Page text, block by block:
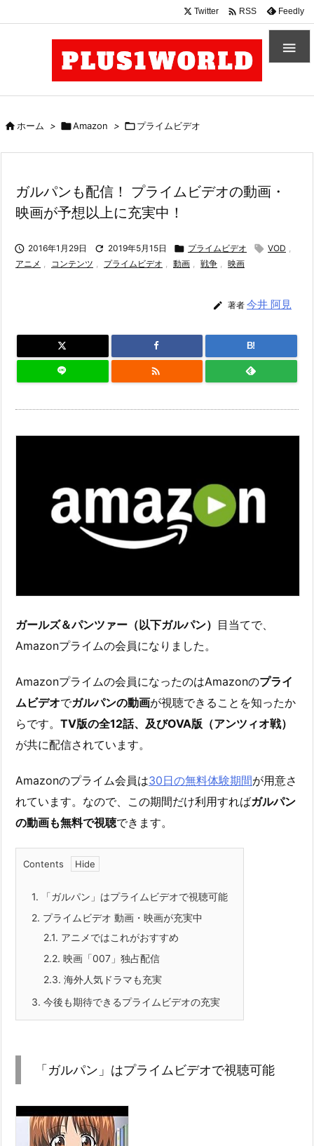

Twitter  RSS Feedly
ホーム > Amazon > プライムビデオ
ガルパンも配信！ プライムビデオの動画・
映画が予想以上に充実中！
 2016年1月29日  2019年5月15日  プライムビデオ  VOD ,
アニメ , コンテンツ , プライムビデオ , 動画 , 戦争 , 映画
 著者 今井 阿見
B!

ガールズ＆パンツァー（以下ガルパン） 目当てで、
Amazonプライムの会員になりました。
Amazonプライムの会員になったのはAmazonのプライ
ムビデオでガルパンの動画が視聴できることを知ったか
らです。 TV版の全12話、及びOVA版（アンツィオ戦）
が共に配信されています。
Amazonのプライム会員は30日の無料体験期間が用意さ
れています。なので、この期間だけ利用すればガルパン
の動画も無料で視聴できます。
Contents
1. 「ガルパン」はプライムビデオで視聴可能
2. プライムビデオ 動画・映画が充実中
2.1. アニメではこれがおすすめ
2.2. 映画「007」独占配信
2.3. 海外人気ドラマも充実
3. 今後も期待できるプライムビデオの充実
「ガルパン」はプライムビデオで視聴可能